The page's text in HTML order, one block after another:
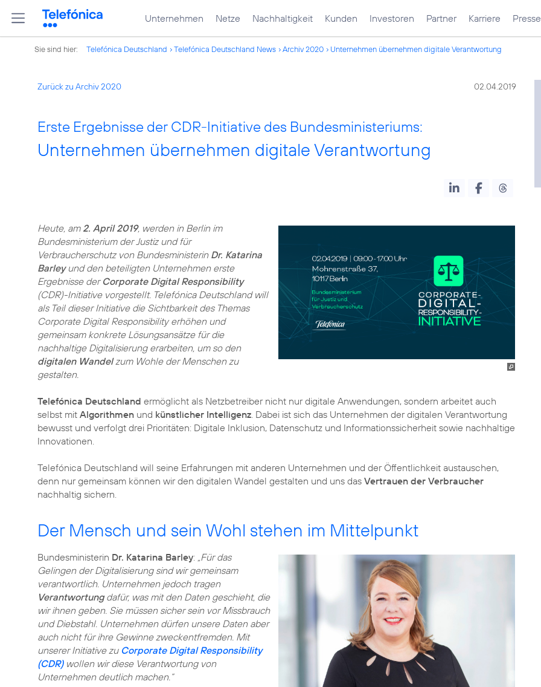
Unternehmen Netze Nachhaltigkeit Kunden Investoren Partner Karriere Presse
Sie sind hier: Telefónica Deutschland Telefónica Deutschland News Archiv 2020 Unternehmen übernehmen digitale Verantwortung
Zurück zu Archiv 2020 02.04.2019
Erste Ergebnisse der CDR-Initiative des Bundesministeriums:
Unternehmen übernehmen digitale Verantwortung
Heute, am 2. April 2019, werden in Berlin im
Bundesministerium der Justiz und für
Verbraucherschutz von Bundesministerin Dr. Katarina
Barleyund den beteiligten Unternehmen erste
Ergebnisse der Corporate Digital Responsibility
(CDR)-Initiative vorgestellt. Telefónica Deutschland will
als Teil dieser Initiative die Sichtbarkeit des Themas
Corporate Digital Responsibility erhöhen und
gemeinsam konkrete Lösungsansätze für die
nachhaltige Digitalisierung erarbeiten, um so den
digitalen Wandelzum Wohle der Menschen zu
gestalten.
Telefónica Deutschland ermöglicht als Netzbetreiber nicht nur digitale Anwendungen, sondern arbeitet auch
selbst mit Algorithmen und künstlicher Intelligenz. Dabei ist sich das Unternehmen der digitalen Verantwortung
bewusst und verfolgt drei Prioritäten: Digitale Inklusion, Datenschutz und Informationssicherheit sowie nachhaltige
Innovationen.
Telefónica Deutschland will seine Erfahrungen mit anderen Unternehmen und der Öffentlichkeit austauschen,
denn nur gemeinsam können wir den digitalen Wandel gestalten und uns das Vertrauen der Verbraucher
nachhaltig sichern.
Der Mensch und sein Wohl stehen im Mittelpunkt
Bundesministerin Dr. Katarina Barley: „Für das
Gelingen der Digitalisierung sind wir gemeinsam
verantwortlich. Unternehmen jedoch tragen
Verantwortungdafür, was mit den Daten geschieht, die
wir ihnen geben. Sie müssen sicher sein vor Missbrauch
und Diebstahl. Unternehmen dürfen unsere Daten aber
auch nicht für ihre Gewinne zweckentfremden. Mit
unserer Initiative zu Corporate Digital Responsibility
(CDR)wollen wir diese Verantwortung von
Unternehmen deutlich machen.“